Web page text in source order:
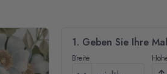
1. Geben Sie Ihre
Breite